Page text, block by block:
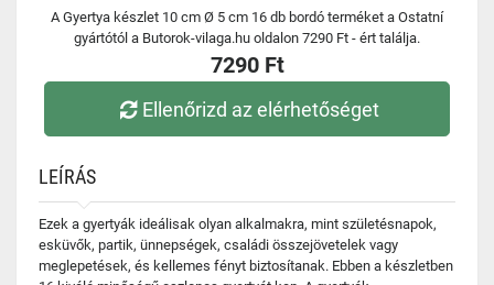
A Gyertya készlet 10 cm Ø 5 cm 16 db bordó terméket a Ostatní
gyártótól a Butorok-vilaga.hu oldalon 7290 Ft - ért találja.
7290 Ft
Ellenőrizd az elérhetőséget
LEÍRÁS
Ezek a gyertyák ideálisak olyan alkalmakra, mint születésnapok,
esküvők, partik, ünnepségek, családi összejövetelek vagy
meglepetések, és kellemes fényt biztosítanak. Ebben a készletben